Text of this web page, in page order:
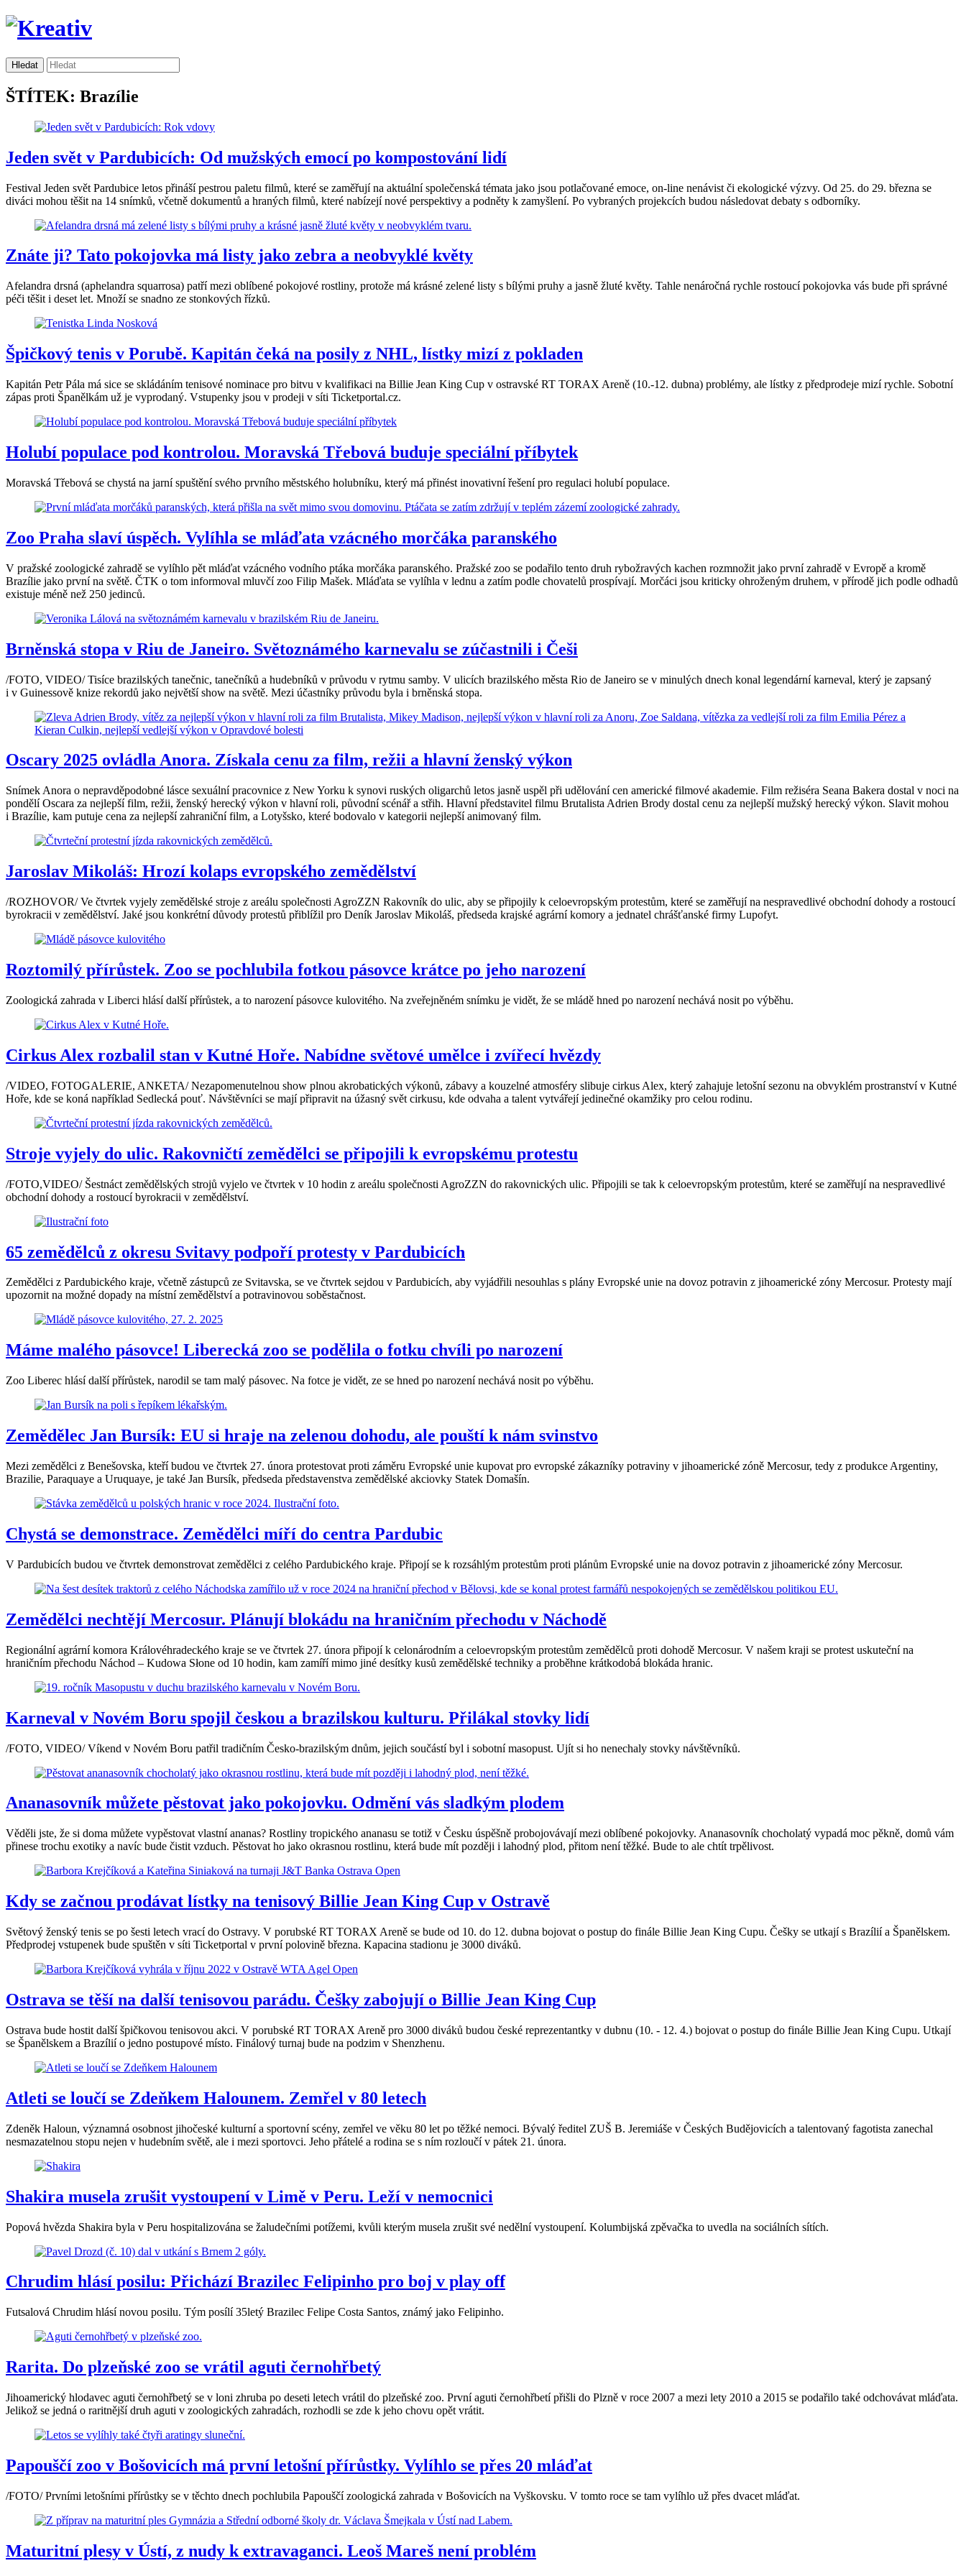
ŠTÍTEK: Brazílie
Jeden svět v Pardubicích: Od mužských emocí po kompostování lidí
Festival Jeden svět Pardubice letos přináší pestrou paletu filmů, které se zaměřují na aktuální společenská témata jako jsou potlačované emoce, on-line nenávist či ekologické výzvy. Od 25. do 29. března se
diváci mohou těšit na 14 snímků, včetně dokumentů a hraných filmů, které nabízejí nové perspektivy a podněty k zamyšlení. Po vybraných projekcích budou následovat debaty s odborníky.
Znáte ji? Tato pokojovka má listy jako zebra a neobvyklé květy
Afelandra drsná (aphelandra squarrosa) patří mezi oblíbené pokojové rostliny, protože má krásné zelené listy s bílými pruhy a jasně žluté květy. Tahle nenáročná rychle rostoucí pokojovka vás bude při správné
péči těšit i deset let. Množí se snadno ze stonkových řízků.
Špičkový tenis v Porubě. Kapitán čeká na posily z NHL, lístky mizí z pokladen
Kapitán Petr Pála má sice se skládáním tenisové nominace pro bitvu v kvalifikaci na Billie Jean King Cup v ostravské RT TORAX Areně (10.-12. dubna) problémy, ale lístky z předprodeje mizí rychle. Sobotní
zápas proti Španělkám už je vyprodaný. Vstupenky jsou v prodeji v síti Ticketportal.cz.
Holubí populace pod kontrolou. Moravská Třebová buduje speciální příbytek
Moravská Třebová se chystá na jarní spuštění svého prvního městského holubníku, který má přinést inovativní řešení pro regulaci holubí populace.
Zoo Praha slaví úspěch. Vylíhla se mláďata vzácného morčáka paranského
V pražské zoologické zahradě se vylíhlo pět mláďat vzácného vodního ptáka morčáka paranského. Pražské zoo se podařilo tento druh rybožravých kachen rozmnožit jako první zahradě v Evropě a kromě
Brazílie jako první na světě. ČTK o tom informoval mluvčí zoo Filip Mašek. Mláďata se vylíhla v lednu a zatím podle chovatelů prospívají. Morčáci jsou kriticky ohroženým druhem, v přírodě jich podle odhadů
existuje méně než 250 jedinců.
Brněnská stopa v Riu de Janeiro. Světoznámého karnevalu se zúčastnili i Češi
/FOTO, VIDEO/ Tisíce brazilských tanečnic, tanečníků a hudebníků v průvodu v rytmu samby. V ulicích brazilského města Rio de Janeiro se v minulých dnech konal legendární karneval, který je zapsaný
i v Guinessově knize rekordů jako největší show na světě. Mezi účastníky průvodu byla i brněnská stopa.
Oscary 2025 ovládla Anora. Získala cenu za film, režii a hlavní ženský výkon
Snímek Anora o nepravděpodobné lásce sexuální pracovnice z New Yorku k synovi ruských oligarchů letos jasně uspěl při udělování cen americké filmové akademie. Film režiséra Seana Bakera dostal v noci na
pondělí Oscara za nejlepší film, režii, ženský herecký výkon v hlavní roli, původní scénář a střih. Hlavní představitel filmu Brutalista Adrien Brody dostal cenu za nejlepší mužský herecký výkon. Slavit mohou
i Brazílie, kam putuje cena za nejlepší zahraniční film, a Lotyšsko, které bodovalo v kategorii nejlepší animovaný film.
Jaroslav Mikoláš: Hrozí kolaps evropského zemědělství
/ROZHOVOR/ Ve čtvrtek vyjely zemědělské stroje z areálu společnosti AgroZZN Rakovník do ulic, aby se připojily k celoevropským protestům, které se zaměřují na nespravedlivé obchodní dohody a rostoucí
byrokracii v zemědělství. Jaké jsou konkrétní důvody protestů přiblížil pro Deník Jaroslav Mikoláš, předseda krajské agrární komory a jednatel chrášťanské firmy Lupofyt.
Roztomilý přírůstek. Zoo se pochlubila fotkou pásovce krátce po jeho narození
Zoologická zahrada v Liberci hlásí další přírůstek, a to narození pásovce kulovitého. Na zveřejněném snímku je vidět, že se mládě hned po narození nechává nosit po výběhu.
Cirkus Alex rozbalil stan v Kutné Hoře. Nabídne světové umělce i zvířecí hvězdy
/VIDEO, FOTOGALERIE, ANKETA/ Nezapomenutelnou show plnou akrobatických výkonů, zábavy a kouzelné atmosféry slibuje cirkus Alex, který zahajuje letošní sezonu na obvyklém prostranství v Kutné
Hoře, kde se koná například Sedlecká pouť. Návštěvníci se mají připravit na úžasný svět cirkusu, kde odvaha a talent vytvářejí jedinečné okamžiky pro celou rodinu.
Stroje vyjely do ulic. Rakovničtí zemědělci se připojili k evropskému protestu
/FOTO,VIDEO/ Šestnáct zemědělských strojů vyjelo ve čtvrtek v 10 hodin z areálu společnosti AgroZZN do rakovnických ulic. Připojili se tak k celoevropským protestům, které se zaměřují na nespravedlivé
obchodní dohody a rostoucí byrokracii v zemědělství.
65 zemědělců z okresu Svitavy podpoří protesty v Pardubicích
Zemědělci z Pardubického kraje, včetně zástupců ze Svitavska, se ve čtvrtek sejdou v Pardubicích, aby vyjádřili nesouhlas s plány Evropské unie na dovoz potravin z jihoamerické zóny Mercosur. Protesty mají
upozornit na možné dopady na místní zemědělství a potravinovou soběstačnost.
Máme malého pásovce! Liberecká zoo se podělila o fotku chvíli po narození
Zoo Liberec hlásí další přírůstek, narodil se tam malý pásovec. Na fotce je vidět, ze se hned po narození nechává nosit po výběhu.
Zemědělec Jan Bursík: EU si hraje na zelenou dohodu, ale pouští k nám svinstvo
Mezi zemědělci z Benešovska, kteří budou ve čtvrtek 27. února protestovat proti záměru Evropské unie kupovat pro evropské zákazníky potraviny v jihoamerické zóně Mercosur, tedy z produkce Argentiny,
Brazilie, Paraquaye a Uruquaye, je také Jan Bursík, předseda představenstva zemědělské akciovky Statek Domašín.
Chystá se demonstrace. Zemědělci míří do centra Pardubic
V Pardubicích budou ve čtvrtek demonstrovat zemědělci z celého Pardubického kraje. Připojí se k rozsáhlým protestům proti plánům Evropské unie na dovoz potravin z jihoamerické zóny Mercosur.
Zemědělci nechtějí Mercosur. Plánují blokádu na hraničním přechodu v Náchodě
Regionální agrární komora Královéhradeckého kraje se ve čtvrtek 27. února připojí k celonárodním a celoevropským protestům zemědělců proti dohodě Mercosur. V našem kraji se protest uskuteční na
hraničním přechodu Náchod – Kudowa Słone od 10 hodin, kam zamíří mimo jiné desítky kusů zemědělské techniky a proběhne krátkodobá blokáda hranic.
Karneval v Novém Boru spojil českou a brazilskou kulturu. Přilákal stovky lidí
/FOTO, VIDEO/ Víkend v Novém Boru patřil tradičním Česko-brazilským dnům, jejich součástí byl i sobotní masopust. Ujít si ho nenechaly stovky návštěvníků.
Ananasovník můžete pěstovat jako pokojovku. Odmění vás sladkým plodem
Věděli jste, že si doma můžete vypěstovat vlastní ananas? Rostliny tropického ananasu se totiž v Česku úspěšně probojovávají mezi oblíbené pokojovky. Ananasovník chocholatý vypadá moc pěkně, domů vám
přinese trochu exotiky a navíc bude čistit vzduch. Pěstovat ho jako okrasnou rostlinu, která bude mít později i lahodný plod, přitom není těžké. Bude to ale chtít trpělivost.
Kdy se začnou prodávat lístky na tenisový Billie Jean King Cup v Ostravě
Světový ženský tenis se po šesti letech vrací do Ostravy. V porubské RT TORAX Areně se bude od 10. do 12. dubna bojovat o postup do finále Billie Jean King Cupu. Češky se utkají s Brazílií a Španělskem.
Předprodej vstupenek bude spuštěn v síti Ticketportal v první polovině března. Kapacina stadionu je 3000 diváků.
Ostrava se těší na další tenisovou parádu. Češky zabojují o Billie Jean King Cup
Ostrava bude hostit další špičkovou tenisovou akci. V porubské RT TORAX Areně pro 3000 diváků budou české reprezentantky v dubnu (10. - 12. 4.) bojovat o postup do finále Billie Jean King Cupu. Utkají
se Španělskem a Brazílií o jedno postupové místo. Finálový turnaj bude na podzim v Shenzhenu.
Atleti se loučí se Zdeňkem Halounem. Zemřel v 80 letech
Zdeněk Haloun, významná osobnost jihočeské kulturní a sportovní scény, zemřel ve věku 80 let po těžké nemoci. Bývalý ředitel ZUŠ B. Jeremiáše v Českých Budějovicích a talentovaný fagotista zanechal
nesmazatelnou stopu nejen v hudebním světě, ale i mezi sportovci. Jeho přátelé a rodina se s ním rozloučí v pátek 21. února.
Shakira musela zrušit vystoupení v Limě v Peru. Leží v nemocnici
Popová hvězda Shakira byla v Peru hospitalizována se žaludečními potížemi, kvůli kterým musela zrušit své nedělní vystoupení. Kolumbijská zpěvačka to uvedla na sociálních sítích.
Chrudim hlásí posilu: Přichází Brazilec Felipinho pro boj v play off
Futsalová Chrudim hlásí novou posilu. Tým posílí 35letý Brazilec Felipe Costa Santos, známý jako Felipinho.
Rarita. Do plzeňské zoo se vrátil aguti černohřbetý
Jihoamerický hlodavec aguti černohřbetý se v loni zhruba po deseti letech vrátil do plzeňské zoo. První aguti černohřbetí přišli do Plzně v roce 2007 a mezi lety 2010 a 2015 se podařilo také odchovávat mláďata.
Jelikož se jedná o raritnější druh aguti v zoologických zahradách, rozhodli se zde k jeho chovu opět vrátit.
Papouščí zoo v Bošovicích má první letošní přírůstky. Vylíhlo se přes 20 mláďat
/FOTO/ Prvními letošními přírůstky se v těchto dnech pochlubila Papouščí zoologická zahrada v Bošovicích na Vyškovsku. V tomto roce se tam vylíhlo už přes dvacet mláďat.
Maturitní plesy v Ústí, z nudy k extravaganci. Leoš Mareš není problém